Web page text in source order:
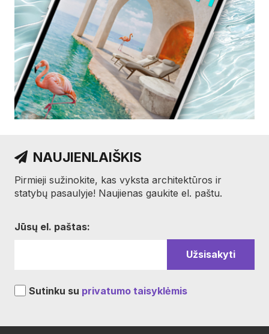
NAUJIENLAIŠKIS
Pirmieji sužinokite, kas vyksta architektūros ir
statybų pasaulyje! Naujienas gaukite el. paštu.
Jūsų el. paštas:
Sutinku su privatumo taisyklėmis